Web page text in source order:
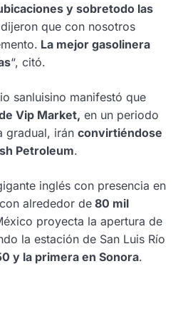
y sobretodo las
que con nosotros
La mejor gasolinera
“, citó.
sanluisino manifestó que
Vip Market, en un periodo
gradual, irán convirtiéndose
Petroleum.
inglés con presencia en
alrededor de 80 mil
proyecta la apertura de
la estación de San Luis Río
y la primera en Sonora.